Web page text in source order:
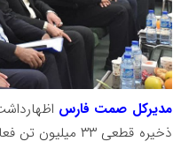
مدیرکل صمت فارس